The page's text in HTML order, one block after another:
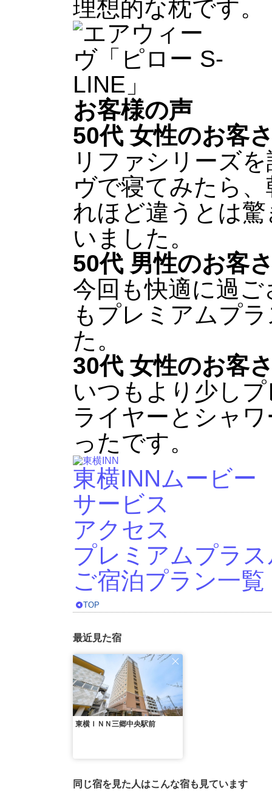
理想的な枕です。
お客様の声
50代 女性のお客
リファシリーズ
ヴで寝てみたら
れほど違うとは
いました。
50代 男性のお客
今回も快適に過
もプレミアムプ
た。
30代 女性のお客
いつもより少し
ライヤーとシャ
ったです。
東横INNムービー
サービス
アクセス
プレミアムプラ
ご宿泊プラン一覧
TOP
最近見た宿
東横ＩＮＮ三郷中央駅前
同じ宿を見た人はこんな宿も見ています